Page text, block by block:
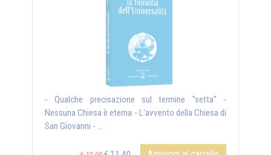
- Qualche precisazione sul termine "setta" -
Nessuna Chiesa è eterna - L'avvento della Chiesa di
San Giovanni - ...